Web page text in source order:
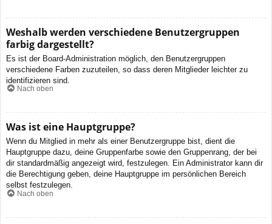
Weshalb werden verschiedene Benutzergruppen
farbig dargestellt?
Es ist der Board-Administration möglich, den Benutzergruppen
verschiedene Farben zuzuteilen, so dass deren Mitglieder leichter zu
identifizieren sind.
Nach oben
Was ist eine Hauptgruppe?
Wenn du Mitglied in mehr als einer Benutzergruppe bist, dient die
Hauptgruppe dazu, deine Gruppenfarbe sowie den Gruppenrang, der bei
dir standardmäßig angezeigt wird, festzulegen. Ein Administrator kann dir
die Berechtigung geben, deine Hauptgruppe im persönlichen Bereich
selbst festzulegen.
Nach oben